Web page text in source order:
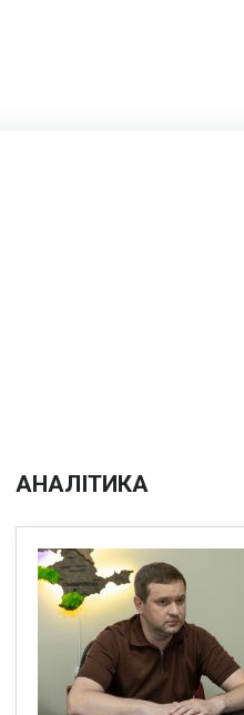
АНАЛІТИКА